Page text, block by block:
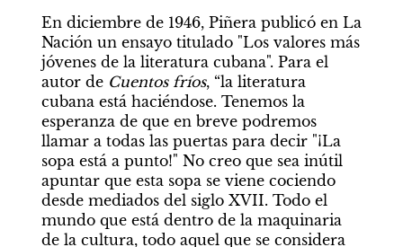
En diciembre de 1946, Piñera publicó en La
Nación un ensayo titulado "Los valores más
jóvenes de la literatura cubana". Para el
autor de Cuentos fríos, “la literatura
cubana está haciéndose. Tenemos la
esperanza de que en breve podremos
llamar a todas las puertas para decir "¡La
sopa está a punto!" No creo que sea inútil
apuntar que esta sopa se viene cociendo
desde mediados del siglo XVII. Todo el
mundo que está dentro de la maquinaria
de la cultura, todo aquel que se considera